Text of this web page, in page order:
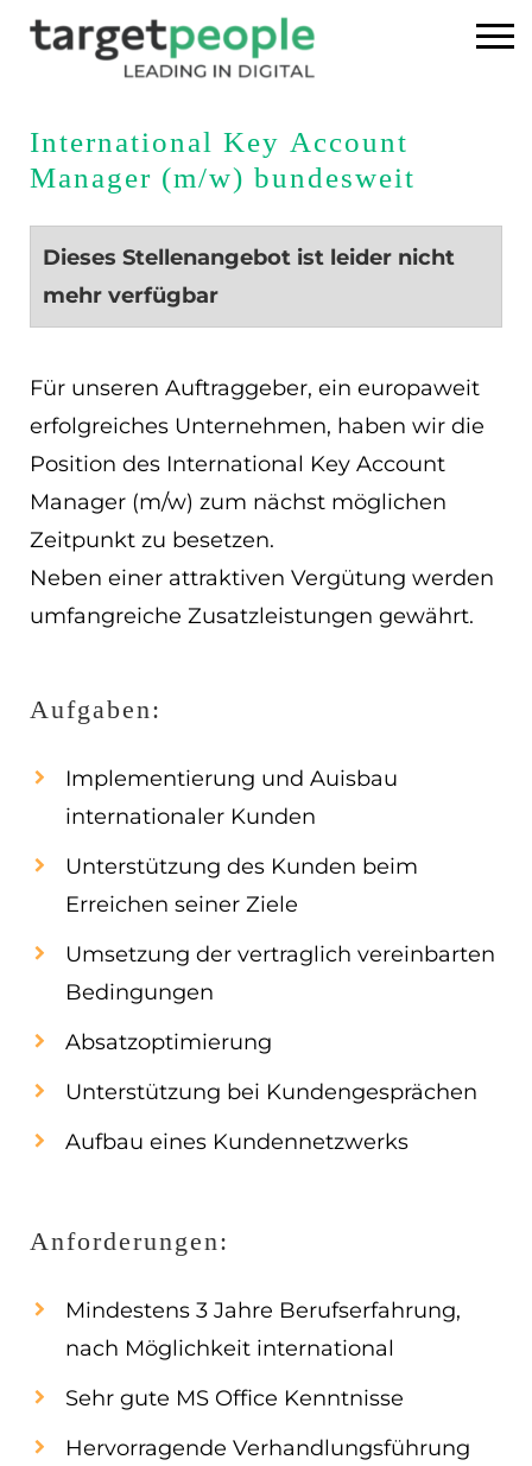
Executive Search
Referenzen
News
DE
ES
International Key Account
Manager (m/w) bundesweit
Dieses Stellenangebot ist leider nicht
mehr verfügbar
Für unseren Auftraggeber, ein europaweit
erfolgreiches Unternehmen, haben wir die
Position des International Key Account
Manager (m/w) zum nächst möglichen
Zeitpunkt zu besetzen.
Neben einer attraktiven Vergütung werden
umfangreiche Zusatzleistungen gewährt.
Aufgaben:
Implementierung und Auisbau
internationaler Kunden
Unterstützung des Kunden beim
Erreichen seiner Ziele
Umsetzung der vertraglich vereinbarten
Bedingungen
Absatzoptimierung
Unterstützung bei Kundengesprächen
Aufbau eines Kundennetzwerks
Anforderungen:
Mindestens 3 Jahre Berufserfahrung,
nach Möglichkeit international
Sehr gute MS Office Kenntnisse
Hervorragende Verhandlungsführung